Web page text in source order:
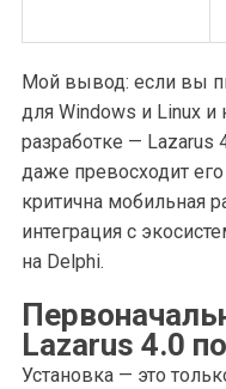
Мой вывод: если вы
для Windows и Linux
разработке — Lazarus
даже превосходит
критична мобильная
интеграция с
на Delphi.
Lazarus 4.0
Установка — это